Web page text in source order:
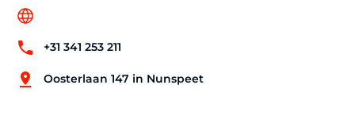
+31 341 253 211
Oosterlaan 147 in Nunspeet